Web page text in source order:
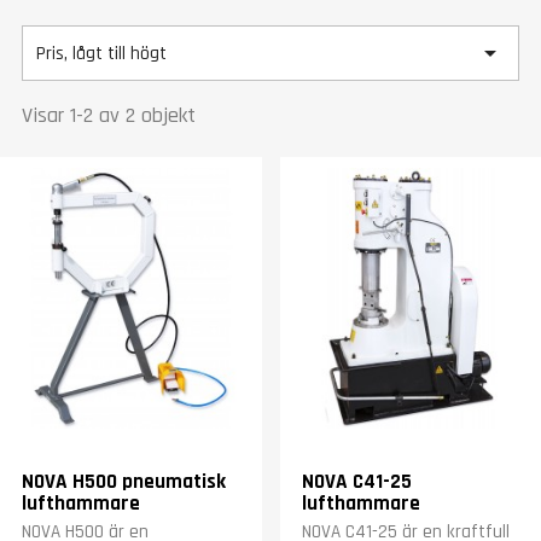
Pris, lågt till högt 
Visar 1-2 av 2 objekt
NOVA H500 pneumatisk
lufthammare
NOVA H500 är en
NOVA C41-25
lufthammare
NOVA C41-25 är en kraftfull